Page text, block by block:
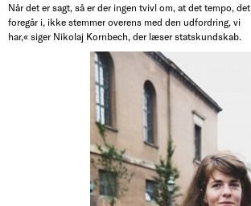
Når det er sagt, så er der ingen tvivl om, at det tempo, det
foregår i, ikke stemmer overens med den udfordring, vi
har,« siger Nikolaj Kornbech, der læser statskundskab.